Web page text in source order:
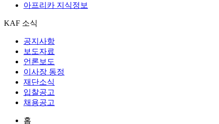
아프리카 지식정보
KAF 소식
공지사항
보도자료
언론보도
이사장 동정
재단소식
입찰공고
채용공고
홈